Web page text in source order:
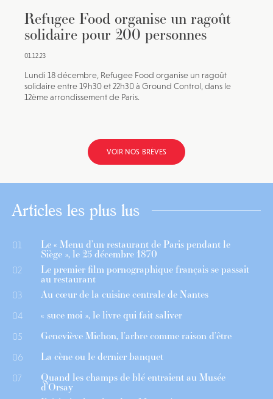
Refugee Food organise un ragoût
solidaire pour 200 personnes
01.12.23
Lundi 18 décembre, Refugee Food organise un ragoût
solidaire entre 19h30 et 22h30 à Ground Control, dans le
12ème arrondissement de Paris.
VOIR NOS BRÈVES
Articles les plus lus
01 Le « Menu d’un restaurant de Paris pendant le
Siège », le 25 décembre 1870
02 Le premier film pornographique français se passait
au restaurant
03 Au cœur de la cuisine centrale de Nantes
04 « suce moi », le livre qui fait saliver
05 Geneviève Michon, l’arbre comme raison d’être
06 La cène ou le dernier banquet
07 Quand les champs de blé entraient au Musée
d’Orsay